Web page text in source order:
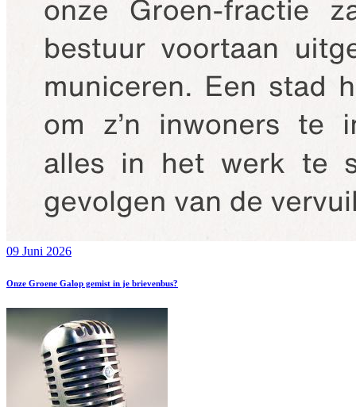
09 Juni 2026
Onze Groene Galop gemist in je brievenbus?